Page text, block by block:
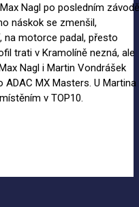
Nagl po posledním závodě
náskok se zmenšil,
na motorce padal, přesto
trati v Kramolíně nezná, ale
Nagl i Martin Vondrášek
MX Masters. U Martina
v TOP10.